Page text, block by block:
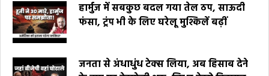
हार्मुज में सबकुछ बदल गया तेल ठप, साऊदी
फंसा, ट्रंप भी के लिए घरेलू मुश्किलें बढ़ीं
जनता से अंधाधुंध टेक्स लिया, अब हिसाब देने